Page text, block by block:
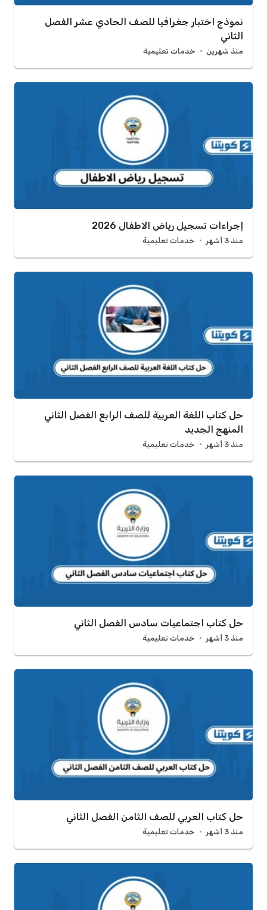
نموذج اختبار جغرافيا للصف الحادي عشر الفصل
الثاني
منذ شهرين خدمات تعليمية
إجراءات تسجيل رياض الاطفال 2026
منذ 3 أشهر خدمات تعليمية
حل كتاب اللغة العربية للصف الرابع الفصل الثاني
المنهج الجديد
منذ 3 أشهر خدمات تعليمية
حل كتاب اجتماعيات سادس الفصل الثاني
منذ 3 أشهر خدمات تعليمية
حل كتاب العربي للصف الثامن الفصل الثاني
منذ 3 أشهر خدمات تعليمية